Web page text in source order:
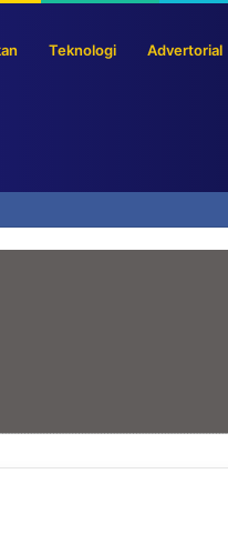
Teknologi Advertorial